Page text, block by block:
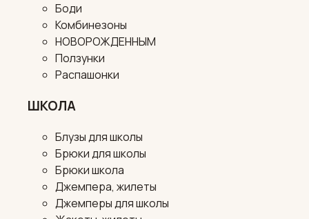
Боди
Комбинезоны
НОВОРОЖДЕННЫМ
Ползунки
Распашонки
ШКОЛА
Блузы для школы
Брюки для школы
Брюки школа
Джемпера, жилеты
Джемперы для школы